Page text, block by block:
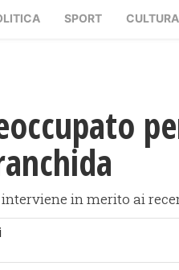
SPORT CULTURA
in merito ai